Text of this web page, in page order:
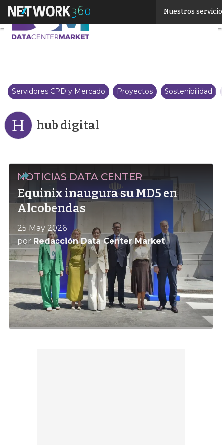
Nuestros
Servidores CPD y Mercado Proyectos Sostenibilidad
H hub digital
NOTICIAS DATA CENTER
Equinix inaugura su MD5 en
Alcobendas
25 May 2026
por Redacción Data Center Market